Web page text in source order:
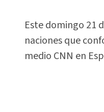
Este domingo 21
naciones que
medio CNN en